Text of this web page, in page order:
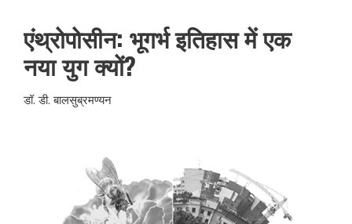
एंथ्रोपोसीन: भूगर्भ इतिहास में एक
नया युग क्यों?
डॉ. डी. बालसुब्रमण्यन